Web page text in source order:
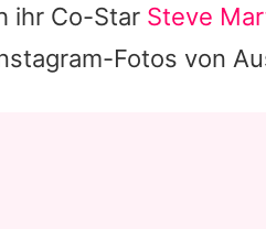
ihr Co-Star Steve
Fotos von